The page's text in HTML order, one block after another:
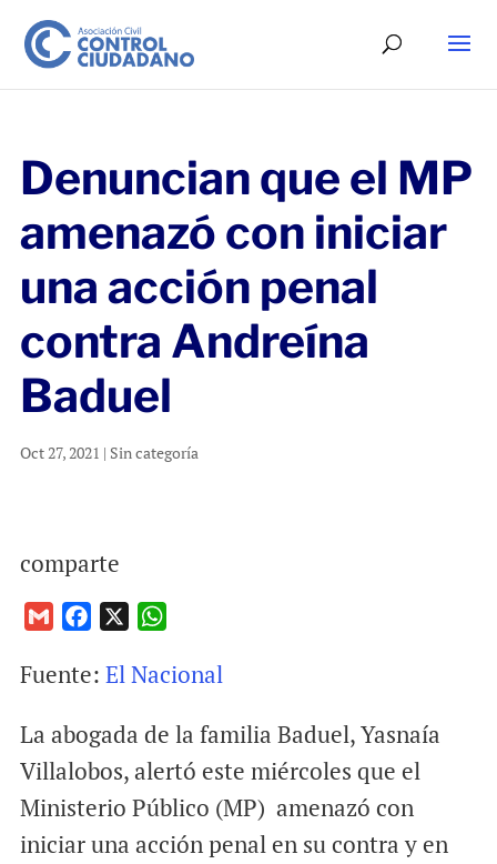
Denuncian que el MP
amenazó con iniciar
una acción penal
contra Andreína
Baduel
Oct 27, 2021 | Sin categoría
comparte
a
l
c
b
o
k
a
s
A
p
Fuente: El Nacional
La abogada de la familia Baduel, Yasnaía
Villalobos, alertó este miércoles que el
Ministerio Público (MP) amenazó con
iniciar una acción penal en su contra y en